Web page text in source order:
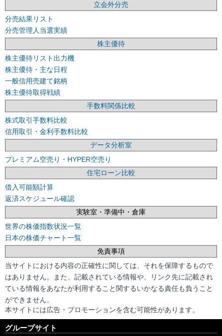
立会外分売
分売結果リスト
分売管理人当選実績
株主優待
株主優待リスト出力機
株主優待・主な日程
一般信用売建て銘柄
株主優待取得戦績
手数料関係比較
株式取引手数料比較
信用取引・金利手数料比較
データ分析室
プレミアム空売り・HYPER空売り
住宅ローン比較
借入可能額計算
返済スケジュール確認
実験室・準備中・倉庫
世界の株価指数状況一覧
日本の株価チャート一覧
免責事項
当サイトにおける内容の正確性に関しては、それを保障するもので
はありません。また、記載されている情報や、リンク先に記載され
ている情報をあなたが利用すること関するいかなる責任も負うこと
ができません。
本サイトには広告・プロモーションを含む可能性があります。
グループサイト